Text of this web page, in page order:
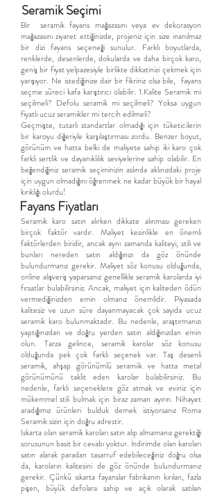
Seramik Seçimi
​Bir seramik fayans mağazasını veya ev dekorasyon
mağazasını ziyaret ettiğinizde, projeniz için size inanılmaz
bir dizi fayans seçeneği sunulur. Farklı boyutlarda,
renklerde, desenlerde, dokularda ve daha birçok karo,
geniş bir fiyat yelpazesiyle birlikte dikkatinizi çekmek için
yarışıyor. Ne istediğinize dair bir fikriniz olsa bile, fayans
seçme süreci kafa karıştırıcı olabilir. 1.Kalite Seramik mi
seçilmeli? Defolu seramik mi seçilmeli? Yoksa uygun
fiyatlı ucuz seramikler mi tercih edilmeli?
Geçmişte, tutarlı standartlar olmadığı için tüketicilerin
bir karoyu diğeriyle karşılaştırması zordu. Benzer boyut,
görünüm ve hatta belki de maliyete sahip iki karo çok
farklı sertlik ve dayanıklılık seviyelerine sahip olabilir. En
beğendiğiniz seramik seçiminizin aslında aklınızdaki proje
için uygun olmadığını öğrenmek ne kadar büyük bir hayal
kırıklığı olurdu!
Fayans Fiyatları
Seramik karo satın alırken dikkate alınması gereken
birçok faktör vardır. Maliyet kesinlikle en önemli
faktörlerden biridir, ancak aynı zamanda kaliteyi, stili ve
bunları nereden satın aldığınızı da göz önünde
bulundurmanız gerekir. Maliyet söz konusu olduğunda,
online alışveriş yaparsanız genellikle seramik karolarda iyi
fırsatlar bulabilirsiniz. Ancak, maliyet için kaliteden ödün
vermediğinizden emin olmanız önemlidir. Piyasada
kalitesiz ve uzun süre dayanmayacak çok sayıda ucuz
seramik karo bulunmaktadır. Bu nedenle, araştırmanızı
yaptığınızdan ve doğru yerden satın aldığınızdan emin
olun. Tarza gelince, seramik karolar söz konusu
olduğunda pek çok farklı seçenek var. Taş desenli
seramik, ahşap görünümlü seramiik ve hatta metal
görünümünü taklit eden karolar bulabilirsiniz. Bu
nedenle, farklı seçeneklere göz atmak ve eviniz için
mükemmel stili bulmak için biraz zaman ayırın. Nihayet
aradığımız ürünleri bulduk demek istiyorsanız Roma
Seramik sizin için doğru adrestir.
Iskarta olan seramik karoları satın alıp almamanız gerektiği
sorusunun basit bir cevabı yoktur. İndirimde olan karoları
satın alarak paradan tasarruf edebileceğiniz doğru olsa
da, karoların kalitesini de göz önünde bulundurmanız
gerekir. Çünkü ıskarta fayanslar fabrikanın kırılan, fazla
pişen, büyük defolara sahip ve açık olarak satılan